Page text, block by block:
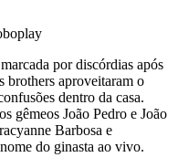
por discórdias após
brothers aproveitaram o
dentro da casa.
gêmeos João Pedro e João
Barbosa e
do ginasta ao vivo.